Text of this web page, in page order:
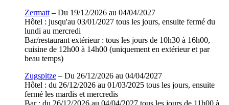
Zermatt – Du 19/12/2026 au 04/04/2027
Hôtel : jusqu'au 03/01/2027 tous les jours, ensuite fermé du
lundi au mercredi
Bar/restaurant extérieur : tous les jours de 10h30 à 16h00,
cuisine de 12h00 à 14h00 (uniquement en extérieur et par
beau temps)
Zugspitze – Du 26/12/2026 au 04/04/2027
Hôtel : du 26/12/2026 au 01/03/2025 tous les jours, ensuite
fermé les mardis et mercredis
Bar : du 26/12/2026 au 04/04/2027 tous les jours de 11h00 à